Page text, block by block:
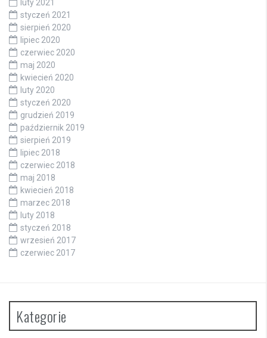
luty 2021
styczeń 2021
sierpień 2020
lipiec 2020
czerwiec 2020
maj 2020
kwiecień 2020
luty 2020
styczeń 2020
grudzień 2019
październik 2019
sierpień 2019
lipiec 2018
czerwiec 2018
maj 2018
kwiecień 2018
marzec 2018
luty 2018
styczeń 2018
wrzesień 2017
czerwiec 2017
Kategorie